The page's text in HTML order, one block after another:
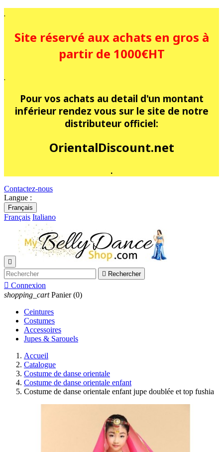
.
Site réservé aux achats en gros à
partir de 1000€HT
.
Pour vos achats au detail d'un montant
inférieur rendez vous sur le site de notre
distributeur officiel:
OrientalDiscount.net
.
Contactez-nous
Langue :
Français
Français Italiano

 Rechercher
 Connexion
shopping_cart Panier (0)
Ceintures
Costumes
Accessoires
Jupes & Sarouels
Accueil
Catalogue
Costume de danse orientale
Costume de danse orientale enfant
Costume de danse orientale enfant jupe doublée et top fushia